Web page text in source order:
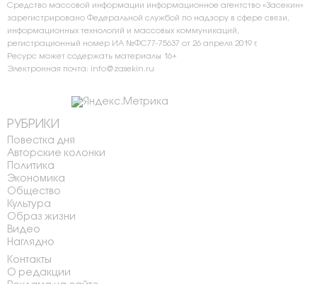
Средство массовой информации информационное агентство «Засекин»
зарегистрировано Федеральной службой по надзору в сфере связи,
информационных технологий и массовых коммуникаций,
регистрационный номер ИА №ФС77-75637 от 26 апреля 2019 г.
Ресурс может содержать материалы 16+
Электронная почта: info@zasekin.ru
РУБРИКИ
Повестка дня
Авторские колонки
Политика
Экономика
Общество
Культура
Образ жизни
Видео
Наглядно
Контакты
О редакции